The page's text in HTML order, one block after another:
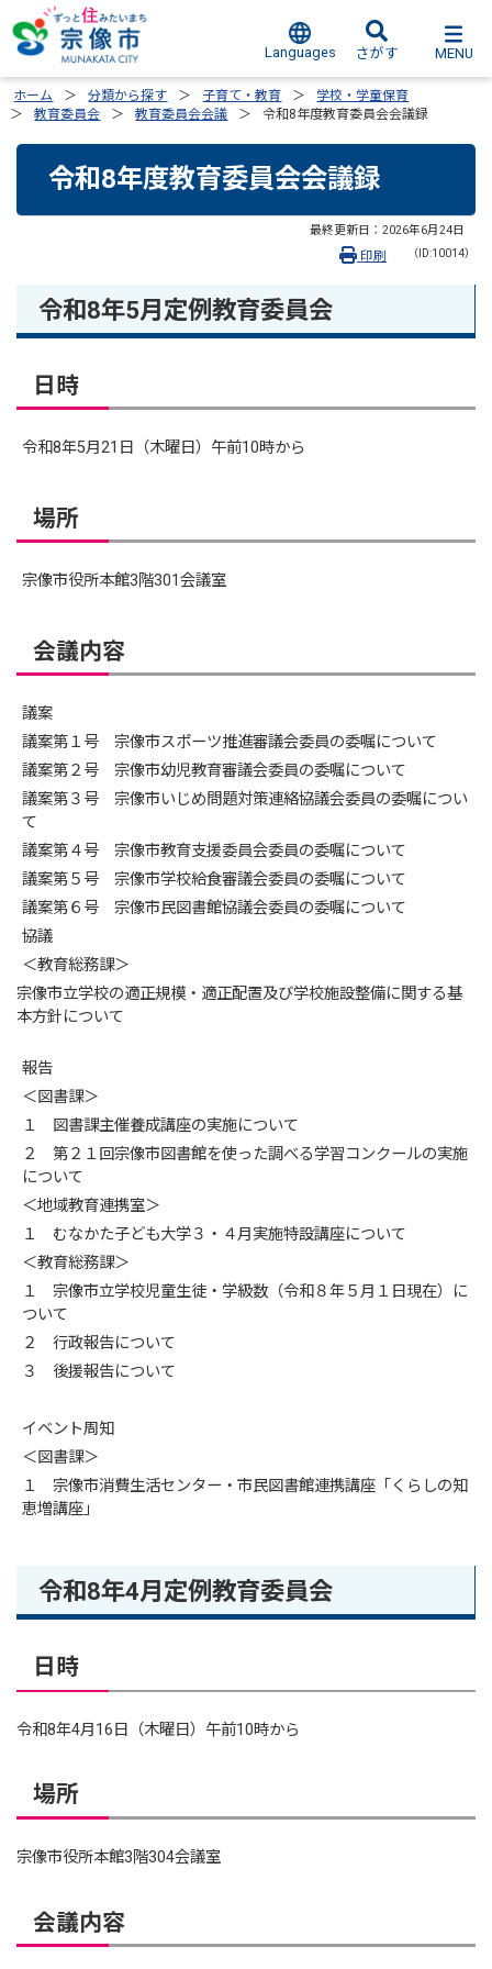
Languages さがす MENU
ホーム 分類から探す 子育て・教育
学校・学童保育
教育委員会
教育委員会会議 令和8年度教育委員会会議録
令和8年度教育委員会会議録
最終更新日： 2026年6月24日
（ID:10014）
印刷
令和8年5月定例教育委員会
日時
令和8年5月21日（木曜日）午前10時から
場所
宗像市役所本館3階301会議室
会議内容
議案
議案第１号 宗像市スポーツ推進審議会委員の委嘱について
議案第２号 宗像市幼児教育審議会委員の委嘱について
議案第３号 宗像市いじめ問題対策連絡協議会委員の委嘱につい
て
議案第４号 宗像市教育支援委員会委員の委嘱について
議案第５号 宗像市学校給食審議会委員の委嘱について
議案第６号 宗像市民図書館協議会委員の委嘱について
協議
＜教育総務課＞
宗像市立学校の適正規模・適正配置及び学校施設整備に関する基
本方針について
報告
＜図書課＞
１ 図書課主催養成講座の実施について
２ 第２１回宗像市図書館を使った調べる学習コンクールの実施
について
＜地域教育連携室＞
１ むなかた子ども大学３・４月実施特設講座について
＜教育総務課＞
１ 宗像市立学校児童生徒・学級数（令和８年５月１日現在）に
ついて
２ 行政報告について
３ 後援報告について
イベント周知
＜図書課＞
１ 宗像市消費生活センター・市民図書館連携講座「くらしの知
恵増講座」
令和8年4月定例教育委員会
日時
令和8年4月16日（木曜日）午前10時から
場所
宗像市役所本館3階304会議室
会議内容